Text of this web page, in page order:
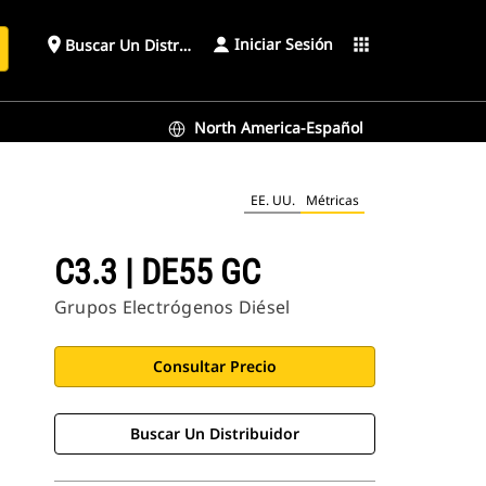
place Buscar Un Distribuidor Iniciar Sesión apps
North America-Español
EE. UU. Métricas
C3.3 | DE55 GC
Grupos Electrógenos Diésel
Consultar Precio
Buscar Un Distribuidor